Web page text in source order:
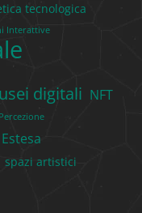
tecnologica
Interattive
digitali NFT
Percezione
spazi artistici